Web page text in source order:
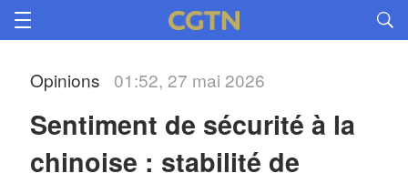
Opinions 01:52, 27 mai 2026
Sentiment de sécurité à la
chinoise : stabilité de